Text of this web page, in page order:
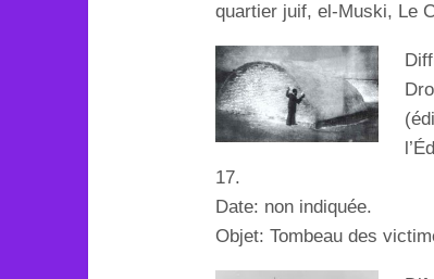
quartier juif, el-Muski, Le
17.
Date: non indiquée.
Objet:Tombeau des